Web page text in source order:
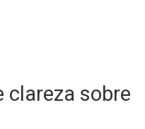
clareza sobre